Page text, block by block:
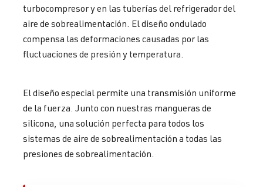
turbocompresor y en las tuberías del refrigerador del
aire de sobrealimentación. El diseño ondulado
compensa las deformaciones causadas por las
fluctuaciones de presión y temperatura.
El diseño especial permite una transmisión uniforme
de la fuerza. Junto con nuestras mangueras de
silicona, una solución perfecta para todos los
sistemas de aire de sobrealimentación a todas las
presiones de sobrealimentación.